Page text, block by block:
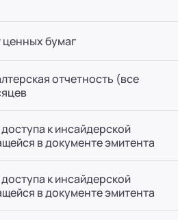
129)
240)
153)
153)
ценных бумаг
отчетность (все
к инсайдерской
в документе эмитента
к инсайдерской
в документе эмитента